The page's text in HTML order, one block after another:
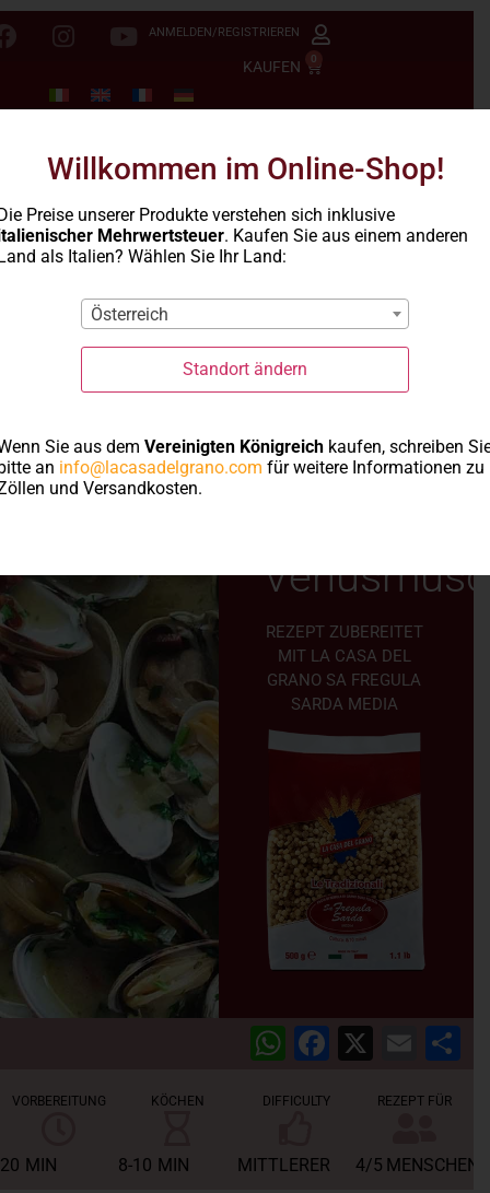
ANMELDEN/REGISTRIEREN
KAUFEN 0
Fregola
REZEPT ZUBEREITET
MIT LA CASA DEL
GRANO SA FREGULA
SARDA MEDIA
WhatsApp
Facebook
X
VORBEREITUNG
20 MIN
KÖCHEN
8-10 MIN
DIFFICULTY
MITTLERER
REZEPT FÜR
4/5 MENSCHEN
Willkommen im Online-Shop!
Preise unserer Produkte verstehen sich inklusive
Mehrwertsteuer. Kaufen Sie aus einem anderen
als Italien? Wählen Sie Ihr Land:
Österreich
Standort ändern
Sie aus dem Vereinigten Königreichkaufen, schreiben
an info@lacasadelgrano.com für weitere Informationen zu
und Versandkosten.